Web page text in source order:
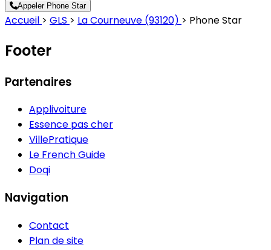
Appeler Phone Star
Accueil > GLS > La Courneuve (93120) > Phone Star
Footer
Partenaires
Applivoiture
Essence pas cher
VillePratique
Le French Guide
Doqi
Navigation
Contact
Plan de site